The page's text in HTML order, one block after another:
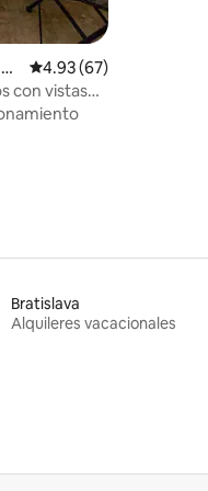
Calificación promedio:
4.93 (67)
con vistas
Bratislava
Alquileres vacacionales